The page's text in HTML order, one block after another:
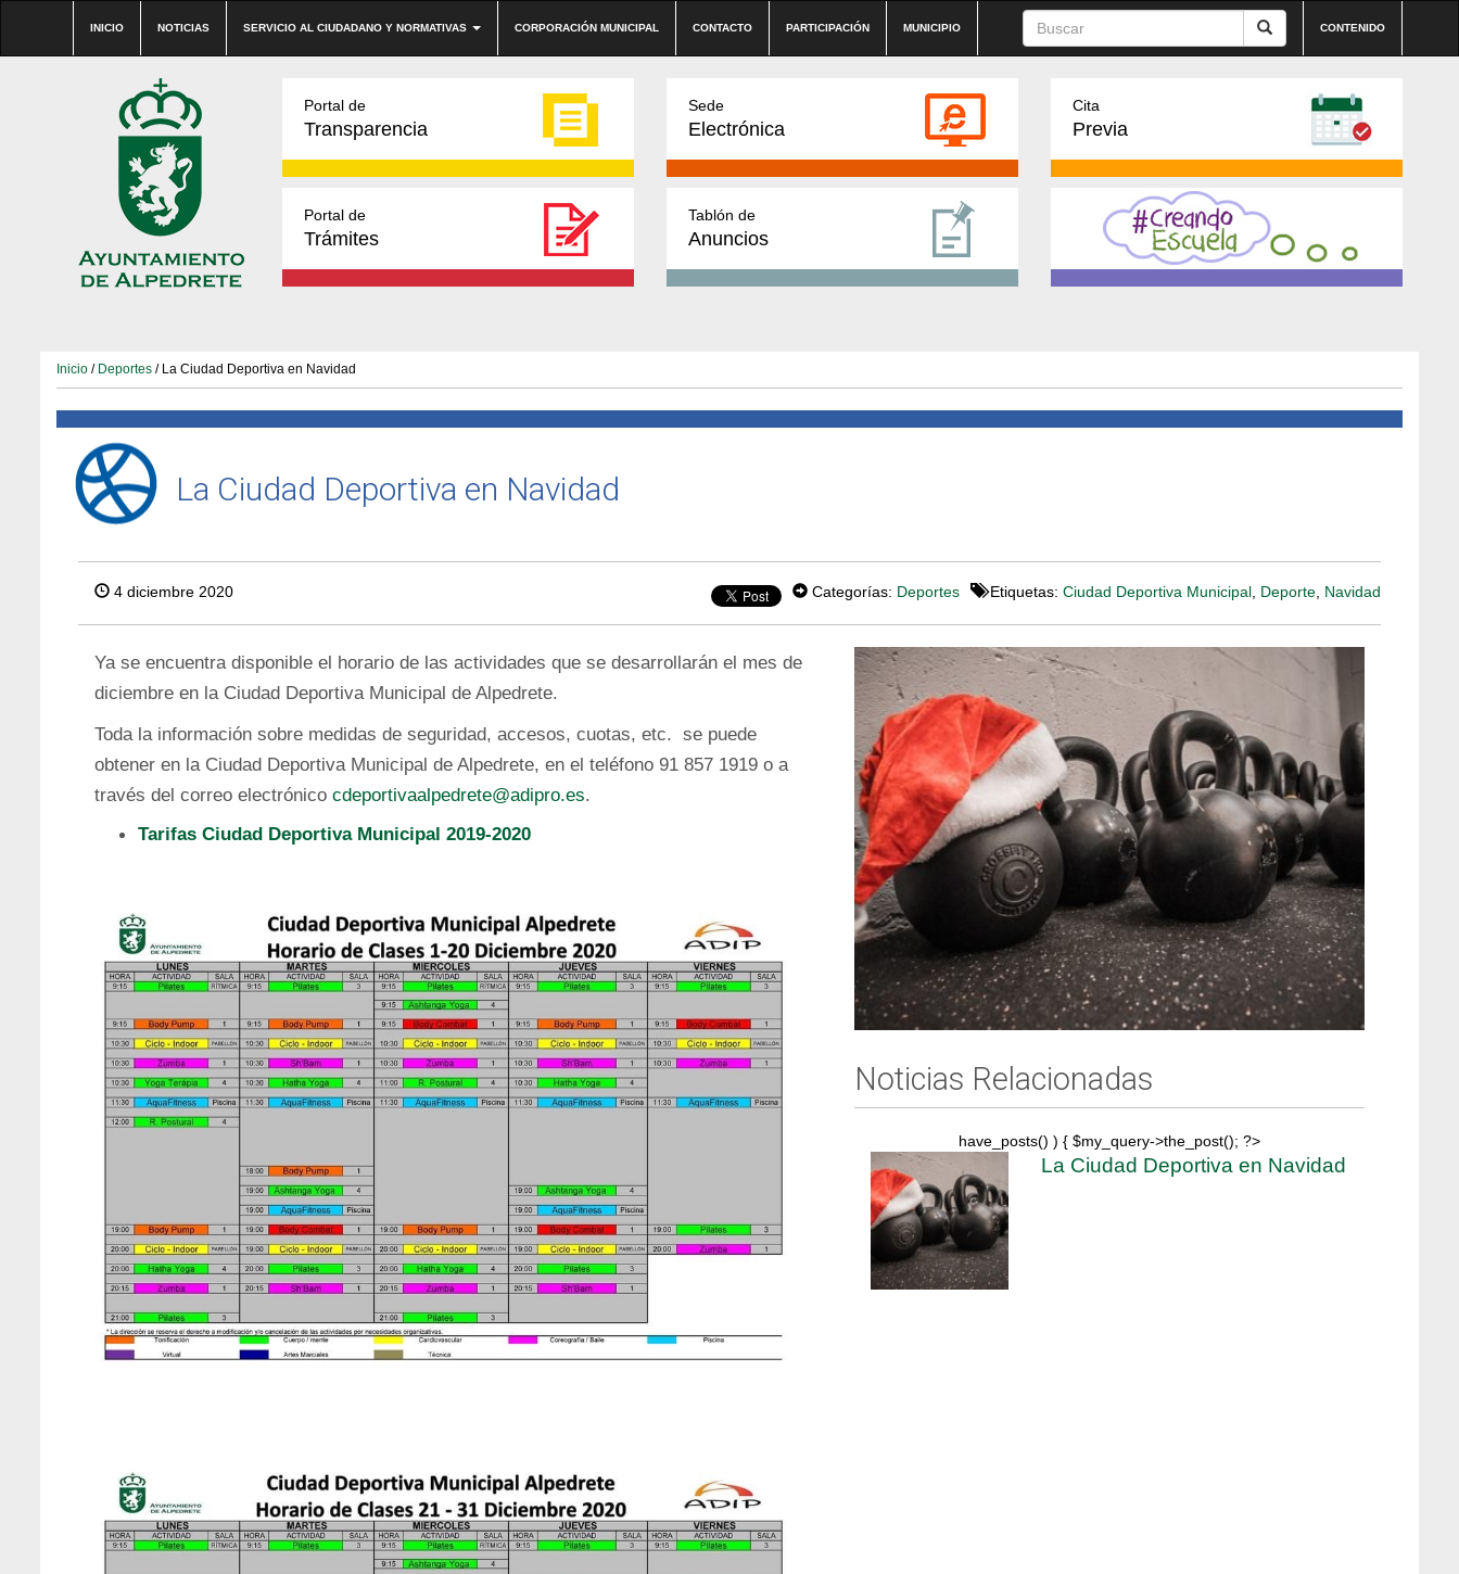
INICIO NOTICIAS SERVICIO AL CIUDADANO Y NORMATIVAS CORPORACIÓN MUNICIPAL CONTACTO PARTICIPACIÓN MUNICIPIO CONTENIDO
Portal de
Transparencia
Sede
Electrónica
Cita
Previa
Portal de
Trámites
Tablón de
Anuncios
Inicio / Deportes / La Ciudad Deportiva en Navidad
La Ciudad Deportiva en Navidad
4 diciembre 2020 Categorías: Deportes Etiquetas: Ciudad Deportiva Municipal Deporte Navidad
Ya se encuentra disponible el horario de las actividades que se desarrollarán el mes de
diciembre en la Ciudad Deportiva Municipal de Alpedrete.
Toda la información sobre medidas de seguridad, accesos, cuotas, etc. se puede
obtener en la Ciudad Deportiva Municipal de Alpedrete, en el teléfono 91 857 1919 o a
través del correo electrónico cdeportivaalpedrete@adipro.es.
Tarifas Ciudad Deportiva Municipal 2019-2020
Noticias Relacionadas
have_posts() ) { $my_query->the_post(); ?>
La Ciudad Deportiva en Navidad